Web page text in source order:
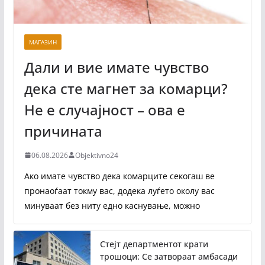
МАГАЗИН
Дали и вие имате чувство
дека сте магнет за комарци?
Не е случајност – ова е
причината
06.08.2026 Objektivno24
Ако имате чувство дека комарците секогаш ве
пронаоѓаат токму вас, додека луѓето околу вас
минуваат без ниту едно каснување, можно
Стејт департментот крати
трошоци: Се затвораат амбасади